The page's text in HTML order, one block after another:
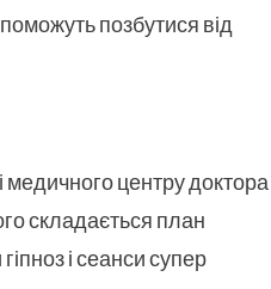
позбутися від
медичного центру доктора
складається план
і сеанси супер